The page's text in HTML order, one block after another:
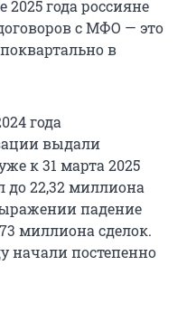
2025 года россияне
с МФО — это
в
года
выдали
к 31 марта 2025
до22,32 миллиона
падение
миллиона сделок.
начали постепенно